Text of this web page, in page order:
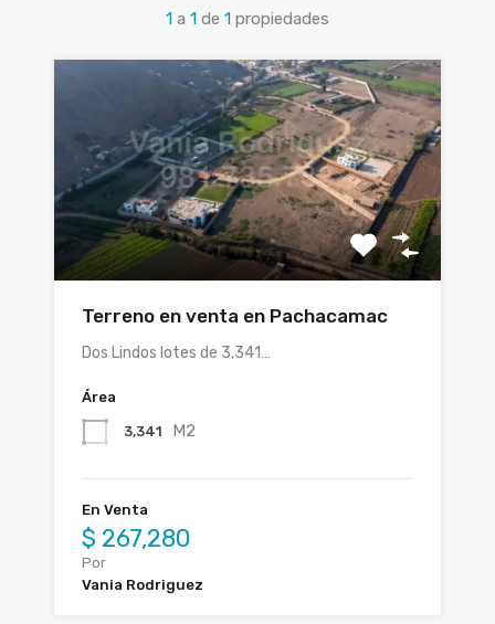
1 a 1 de 1 propiedades
Terreno en venta en Pachacamac
Dos Lindos lotes de 3,341…
Área
3,341 M2
En Venta
$ 267,280
Por
Vania Rodriguez